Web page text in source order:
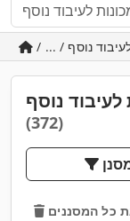
נוסף
(372)
כל המסננים